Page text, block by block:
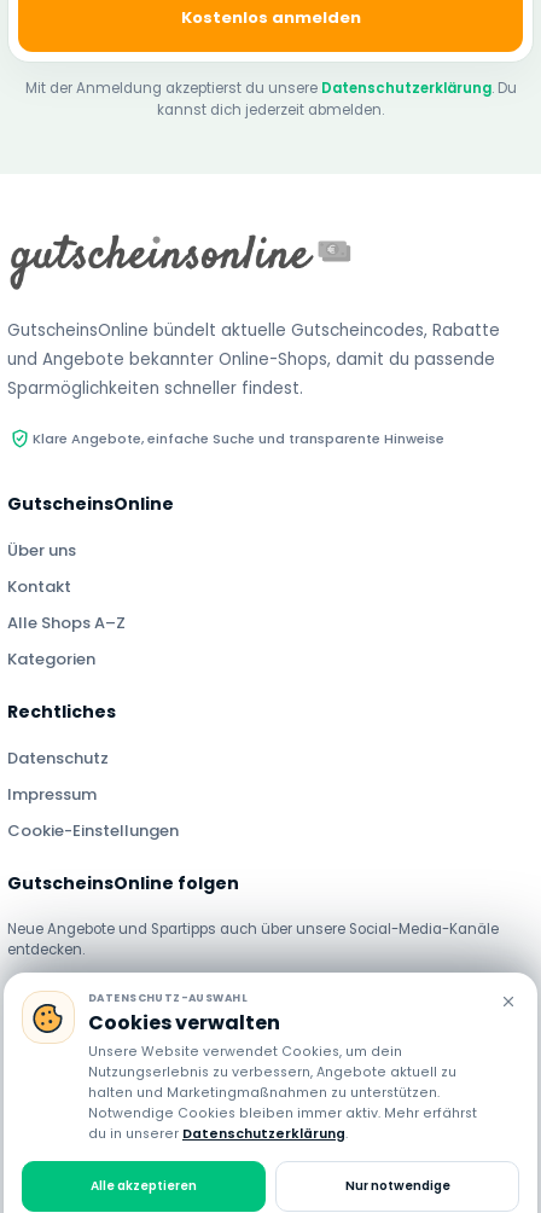
Kostenlos anmelden
Mit der Anmeldung akzeptierst du unsere Datenschutzerklärung. Du
kannst dich jederzeit abmelden.
GutscheinsOnline bündelt aktuelle Gutscheincodes, Rabatte
und Angebote bekannter Online-Shops, damit du passende
Sparmöglichkeiten schneller findest.
Klare Angebote, einfache Suche und transparente Hinweise
GutscheinsOnline
Über uns
Kontakt
Alle Shops A–Z
Kategorien
Rechtliches
Datenschutz
Impressum
Cookie-Einstellungen
GutscheinsOnline folgen
Neue Angebote und Spartipps auch über unsere Social-Media-Kanäle
entdecken.
GutscheinsOnline stellt Gutscheincodes, Rabatte und Angebote
verschiedener Händler bereit. Preise, Verfügbarkeit und Bedingungen können
sich jederzeit ändern. Einige Links sind Affiliate-Links. Bei einer Nutzung
erhalten wir möglicherweise eine Provision, ohne dass dir zusätzliche Kosten
entstehen.
DATENSCHUTZ-AUSWAHL
Cookies verwalten
Unsere Website verwendet Cookies, um dein
Nutzungserlebnis zu verbessern, Angebote aktuell zu
halten und Marketingmaßnahmen zu unterstützen.
Notwendige Cookies bleiben immer aktiv. Mehr erfährst
du in unserer Datenschutzerklärung.
Alle akzeptieren Nur notwendige